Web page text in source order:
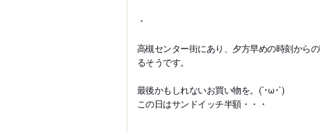
・
高槻センター街にあり、夕方早めの時刻から
るそうです。
最後かもしれないお買い物を。(´･ω･`)
この日はサンドイッチ半額・・・